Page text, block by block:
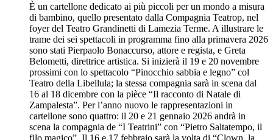
È un cartellone dedicato ai più piccoli per un mondo a misura
di bambino, quello presentato dalla Compagnia Teatrop, nel
foyer del Teatro Grandinetti di Lamezia Terme. A illustrare le
trame dei sei spettacoli in programma fino alla primavera 2026
sono stati Pierpaolo Bonaccurso, attore e regista, e Greta
Belometti, direttrice artistica. Si inizierà il 19 e 20 novembre
prossimi con lo spettacolo “Pinocchio sabbia e legno” col
Teatro della Libellula; la stessa compagnia sarà in scena dal
16 al 18 dicembre con la pièce “Il racconto di Natale di
Zampalesta”. Per l’anno nuovo le rappresentazioni in
cartellone sono quattro: il 20 e 21 gennaio 2026 andrà in
scena la compagnia de “I Teatrini” con “Pietro Saltatempo, il
filo magico”. Il 16 e 17 febbraio sarà la volta di “Clown, la